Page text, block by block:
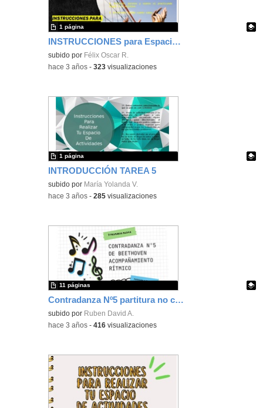
INSTRUCCIONES para Espacio de Aprendizaje Tarea práctica 5
Contenido educativo.
subido por Félix Oscar R.
1 página
-hace 3 años -323 visualizaciones
INTRODUCCIÓN TAREA 5
Contenido educativo.
subido por María Yolanda V.
1 página
-hace 3 años -285 visualizaciones
Contradanza Nº5 partitura no convencional
Contenido educativo.
subido por Ruben David A.
11 páginas
-hace 3 años -416 visualizaciones